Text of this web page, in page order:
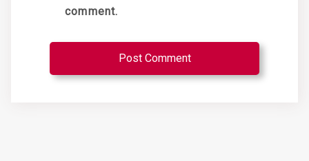
comment.